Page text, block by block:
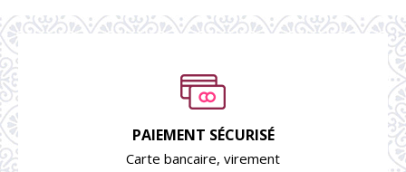
PAIEMENT SÉCURISÉ
Carte bancaire, virement